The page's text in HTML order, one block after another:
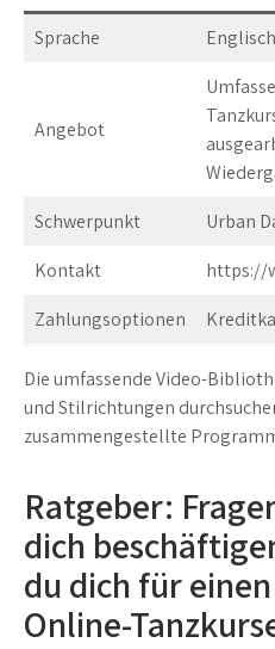
Sprache Englisch
Angebot
Schwerpunkt
Urban
Kontakt
https://
Zahlungsoptionen
Die umfassende Video-
und Stilrichtungen
zusammengestellte
Ratgeber:
dich
du dich für
Online-